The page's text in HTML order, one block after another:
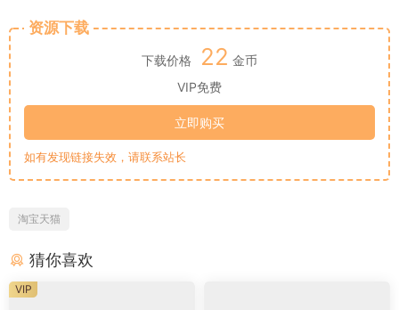
资源下载
下载价格 22 金币
VIP免费
立即购买
如有发现链接失效，请联系站长
淘宝天猫
猜你喜欢
VIP